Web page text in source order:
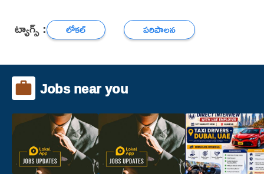
ట్యాగ్స్ : లోకల్ పరిపాలన
Jobs near you